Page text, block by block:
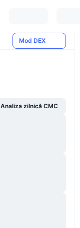
Mod DEX
Analiza zilnică CMC